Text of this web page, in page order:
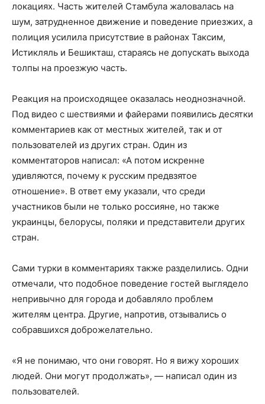
локациях. Часть жителей Стамбула жаловалась на
шум, затрудненное движение и поведение приезжих, а
полиция усилила присутствие в районах Таксим,
Истикляль и Бешикташ, стараясь не допускать выхода
толпы на проезжую часть.
Реакция на происходящее оказалась неоднозначной.
Под видео с шествиями и файерами появились десятки
комментариев как от местных жителей, так и от
пользователей из других стран. Один из
комментаторов написал: «А потом искренне
удивляются, почему к русским предвзятое
отношение». В ответ ему указали, что среди
участников были не только россияне, но также
украинцы, белорусы, поляки и представители других
стран.
Сами турки в комментариях также разделились. Одни
отмечали, что подобное поведение гостей выглядело
непривычно для города и добавляло проблем
жителям центра. Другие, напротив, отзывались о
собравшихся доброжелательно.
«Я не понимаю, что они говорят. Но я вижу хороших
людей. Они могут продолжать», — написал один из
пользователей.